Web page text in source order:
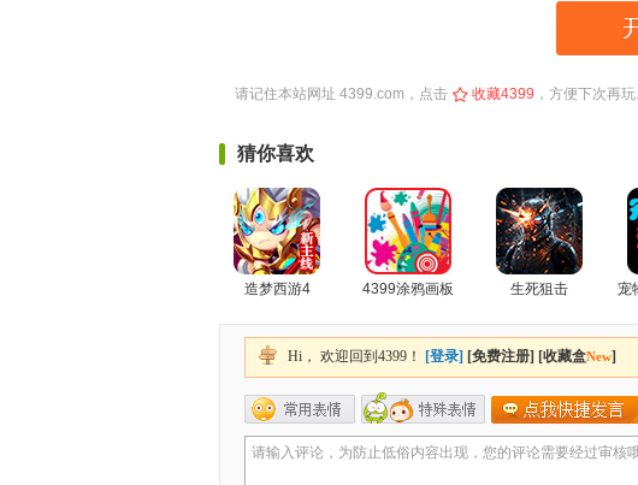
请记住本站网址 4399.com ，点击 收藏4399 ，方便下次再
猜你喜欢
造梦西游4 4399涂鸦画板 生死狙击 宠